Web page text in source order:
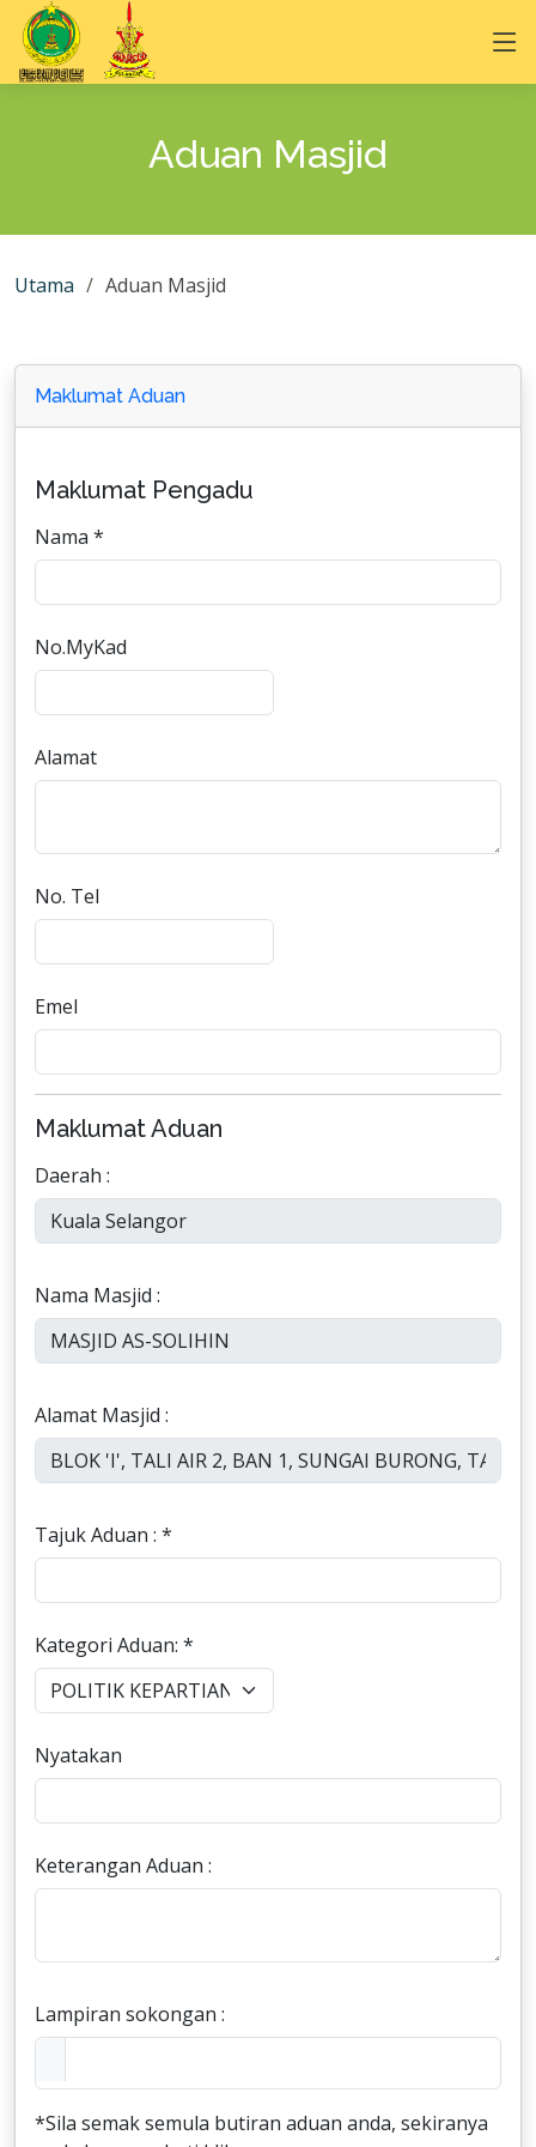
Aduan Masjid
Utama Aduan Masjid
Maklumat Aduan
Maklumat Pengadu
Nama *
No.MyKad
Alamat
No. Tel
Emel
Maklumat Aduan
Daerah :
Nama Masjid :
Alamat Masjid :
Tajuk Aduan : *
Kategori Aduan: *
Nyatakan
Keterangan Aduan :
Lampiran sokongan :
*Sila semak semula butiran aduan anda, sekiranya